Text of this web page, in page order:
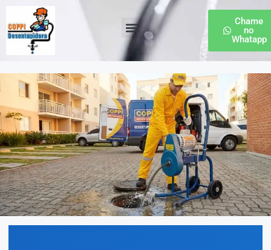
Chame
no
Whatapp